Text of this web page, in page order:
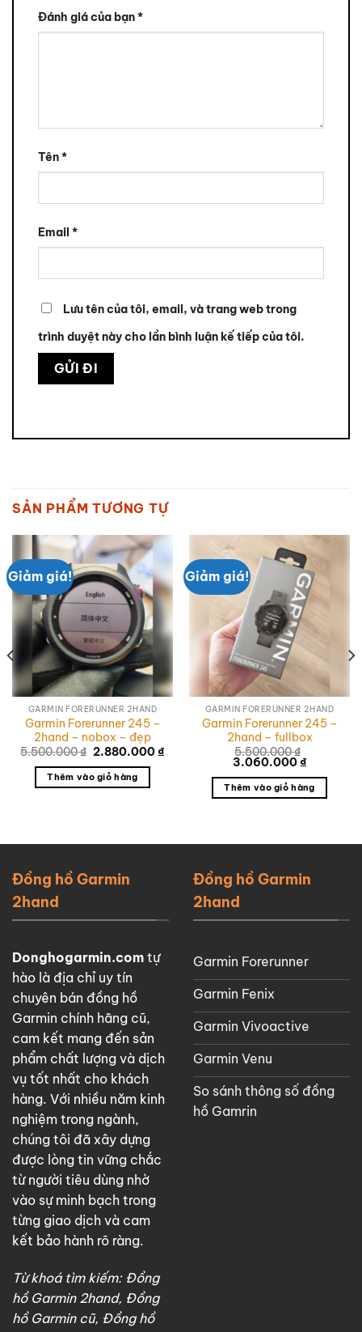
Đánh giá của bạn*
Tên*
Email *
Lưu tên của tôi, email, và trang web trong
trình duyệt này cho lần bình luận kế tiếp của tôi.
SẢN PHẨM TƯƠNG TỰ
Giảm giá!
GARMIN FORERUNNER 2HAND
Garmin Forerunner 245 –
2hand – nobox – đẹp
5.500.000₫ Giá
là:
5.500.000 ₫.
2.880.000₫Giá
2.880.000 ₫.
Thêm vào giỏ hàng
Giảm giá!
GARMIN FORERUNNER 2HAND
Garmin Forerunner 245 –
2hand – fullbox
5.500.000₫
Giá
là:
5.500.000 ₫.
3.060.000₫Giá
tại
là:
Thêm vào giỏ hàng
Đồng hồ Garmin
2hand
Donghogarmin.com tự
hào là địa chỉ uy tín
chuyên bán đồng hồ
Garmin chính hãng cũ,
cam kết mang đến sản
phẩm chất lượng và dịch
vụ tốt nhất cho khách
hàng. Với nhiều năm kinh
nghiệm trong ngành,
chúng tôi đã xây dựng
được lòng tin vững chắc
từ người tiêu dùng nhờ
vào sự minh bạch trong
từng giao dịch và cam
kết bảo hành rõ ràng.
Từ khoá tìm kiếm: Đồng
hồ Garmin 2hand, Đồng
hồ Garmin cũ, Đồng hồ
Đồng hồ Garmin
2hand
Garmin Forerunner
Garmin Fenix
Garmin Vivoactive
Garmin Venu
So sánh thông số đồng
hồ Gamrin